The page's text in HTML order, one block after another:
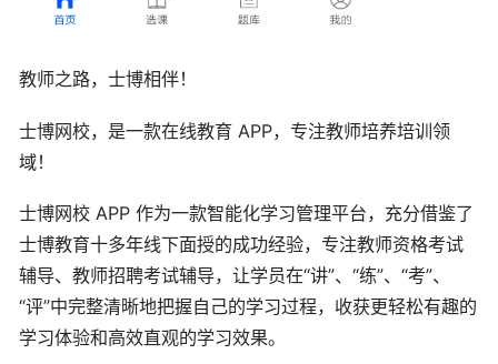
教师之路，士博相伴！
士博网校，是一款在线教育 APP，专注教师培养培训领
域！
士博网校 APP 作为一款智能化学习管理平台，充分借鉴了
士博教育十多年线下面授的成功经验，专注教师资格考试
辅导、教师招聘考试辅导，让学员在“讲”、“练”、“考”、
“评”中完整清晰地把握自己的学习过程，收获更轻松有趣的
学习体验和高效直观的学习效果。